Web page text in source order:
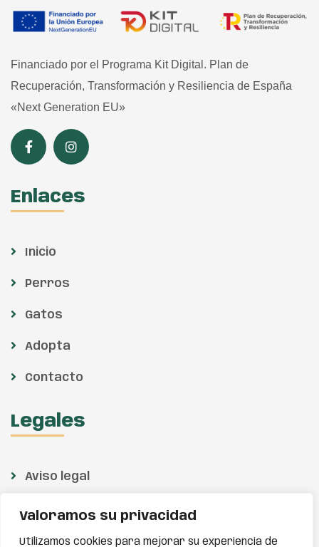
Valoramos su privacidad
Utilizamos cookies para mejorar su experiencia de
Financiado por el Programa Kit Digital. Plan de
Recuperación, Transformación y Resiliencia de España
«Next Generation EU»
Enlaces
Inicio
Perros
Gatos
Adopta
Contacto
Legales
Aviso legal
Política de privacidad
Política de cookies